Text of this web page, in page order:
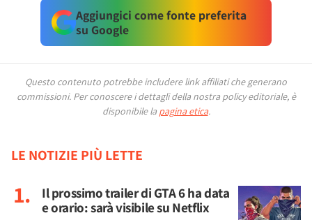
Aggiungici come fonte preferita
su Google
Questo contenuto potrebbe includere link affiliati che generano
commissioni. Per conoscere i dettagli della nostra policy editoriale, è
disponibile la pagina etica.
LE NOTIZIE PIÙ LETTE
Il prossimo trailer di GTA 6 ha data
e orario: sarà visibile su Netflix